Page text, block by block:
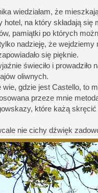
wiedziałam, że
hotel, na który składają się
pamiątki po których
nadzieję, że wejdziemy
się pięknie.
świeciło i
oliwnych.
wie, gdzie jest Castello, to
przeze mnie
które każą
nie cichy dźwięk